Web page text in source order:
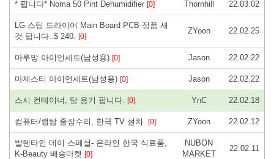
* 팝니다* Noma 50 Pint Dehumidifier [0] Thornhill 22.03.02
LG 스팀 드라이어 Main Board PCB 정품 새
것 팝니다..$ 240. [0]
ZYoon 22.02.25
마루망 아이언세트(남성용) [0] Jason 22.02.22
마제스티 아이언세트(남성용) [0] Jason 22.02.22
스시 컨테이너, 탕 용기 팝니다. [0] YnC 22.02.18
컴퓨터/랩탑 줄장수리, 한국 TV 설치. [0] ZYoon 22.02.12
발렌타인 데이 스페셜- 온라인 한국 식료품,
K-Beauty 배송마켓 [0]
NUBON
MARKET
22.02.11